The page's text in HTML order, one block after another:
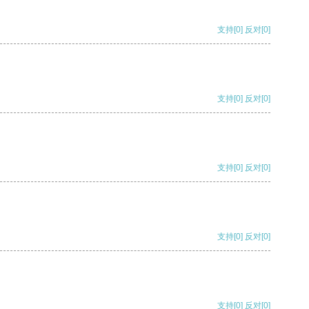
支持[0] 反对[0]
支持[0] 反对[0]
支持[0] 反对[0]
支持[0] 反对[0]
支持[0] 反对[0]